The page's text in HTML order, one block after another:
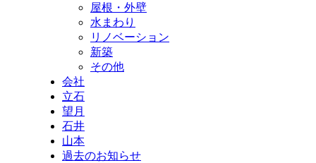
屋根・外壁
水まわり
リノベーション
新築
その他
会社
立石
望月
石井
山本
過去のお知らせ